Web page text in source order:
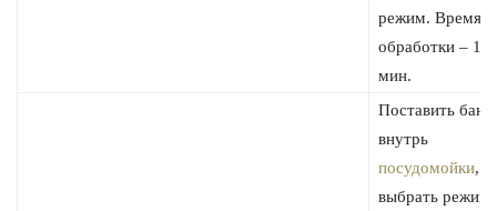
режим. Время
обработки – 10
мин.
Поставить
внутрь
посудомойки,
выбрать режим